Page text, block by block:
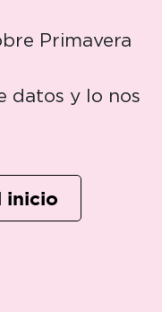
Primavera
datos y lo nos
inicio